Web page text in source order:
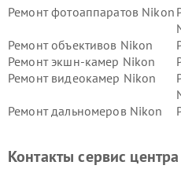
Ремонт фотоаппаратов Nikon
Ремонт объективов Nikon
Ремонт экшн-камер Nikon
Ремонт видеокамер Nikon
Ремонт дальномеров Nikon
Контакты сервис центра